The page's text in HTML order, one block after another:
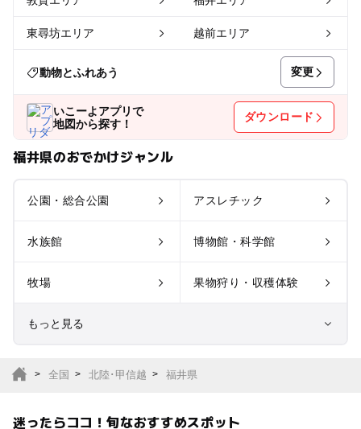
東尋坊エリア 越前エリア
動物とふれあう 変更
いこーよアプリで
地図から探す！
ダウンロード
福井県のおでかけジャンル
公園・総合公園 アスレチック
水族館 博物館・科学館
牧場 果物狩り・収穫体験
もっと見る
全国 北陸･甲信越 福井県
迷ったらココ！旬なおすすめスポット